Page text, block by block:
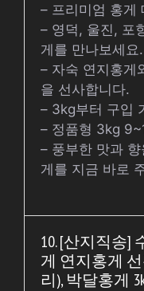
– 프리미엄 홍게
– 영덕, 울진, 포
게를 만나보세요.
– 자숙 연지홍게
을 선사합니다.
– 3kg부터 구입
– 정품형 3kg
– 풍부한 맛과
게를 지금 바로
10. [산지직송]
게 연지홍게 선
리), 박달홍게